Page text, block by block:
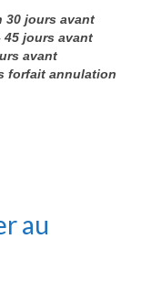
30 jours avant
45 jours avant
avant
forfait annulation
au